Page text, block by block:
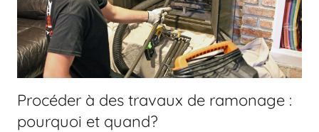
Procéder à des travaux de ramonage :
pourquoi et quand?